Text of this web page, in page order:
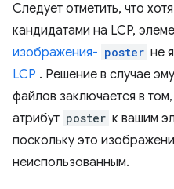
Следует отметить, что
кандидатами на LCP,
изображения- poster не
LCP . Решение в случае
файлов заключается в
атрибут poster к вашим
поскольку это
неиспользованным.